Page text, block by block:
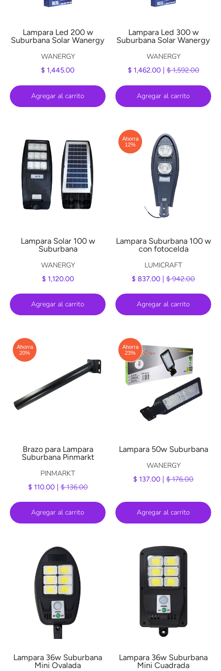
Lampara Led 200 w
Suburbana Solar Wanergy
WANERGY
$ 1,445.00
Agregar al carrito
Lampara Led 300 w
Suburbana Solar Wanergy
WANERGY
$ 1,462.00 |$ 1,592.00
Agregar al carrito
Lampara Solar 100 w
Suburbana
WANERGY
$ 1,120.00
Agregar al carrito
Ahorra
12%
Lampara Suburbana 100 w
con fotocelda
LUMICRAFT
$ 837.00 | $ 942.00
Agregar al carrito
Ahorra
20%
Brazo para Lampara
Suburbana Pinmarkt
PINMARKT
$ 110.00 |$ 136.00
Agregar al carrito
Ahorra
23%
Lampara 50w Suburbana
WANERGY
$ 137.00 | $ 176.00
Agregar al carrito
Lampara 36w Suburbana
Mini Ovalada
Lampara 36w Suburbana
Mini Cuadrada